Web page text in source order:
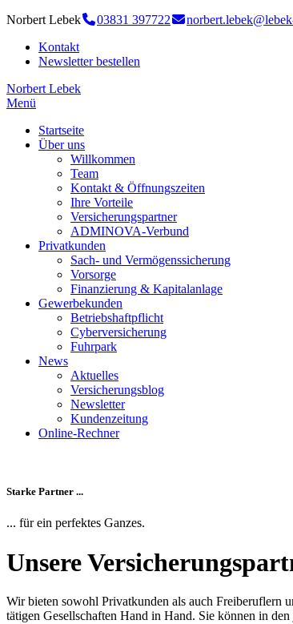
Norbert Lebek 03831 397722
Kontakt
Newsletter bestellen
Norbert Lebek
Menü
Startseite
Über uns
Willkommen
Team
Kontakt & Öffnungszeiten
Ihre Vorteile
Versicherungspartner
ADMINOVA-Verbund
Privatkunden
Sach- und Vermögenssicherung
Vorsorge
Finanzierung & Kapitalanlage
Gewerbekunden
Betriebshaftpflicht
Cyberversicherung
Fuhrpark
News
Aktuelles
Versicherungsblog
Newsletter
Kundenzeitung
Online-Rechner
Starke Partner ...
... für ein perfektes Ganzes.
Unsere
Wir bieten sowohl Privat­kunden als auch Frei­beruflern
tätigen Gesellschaften Hand in Hand. Sie können in